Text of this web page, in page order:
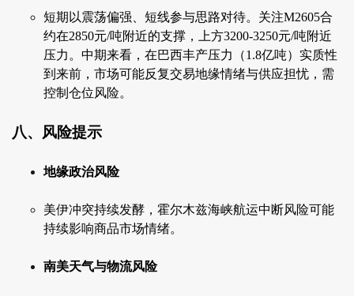
短期以震荡偏强、短线参与思路对待。关注M2605合
约在2850元/吨附近的支撑，上方3200-3250元/吨附近
压力。中期来看，在巴西丰产压力（1.8亿吨）实质性
到来前，市场可能反复交易地缘情绪与供应担忧，需
控制仓位风险。
八、风险提示
地缘政治风险
美伊冲突持续发酵，霍尔木兹海峡航运中断风险可能
持续影响商品市场情绪。
南美天气与物流风险